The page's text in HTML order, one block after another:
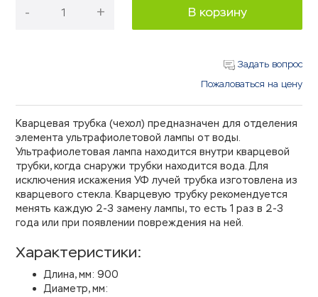
- + В корзину
Задать вопрос
Пожаловаться на цену
Кварцевая трубка (чехол) предназначен для отделения
элемента ультрафиолетовой лампы от воды.
Ультрафиолетовая лампа находится внутри кварцевой
трубки, когда снаружи трубки находится вода. Для
исключения искажения УФ лучей трубка изготовлена из
кварцевого стекла. Кварцевую трубку рекомендуется
менять каждую 2-3 замену лампы, то есть 1 раз в 2-3
года или при появлении повреждения на ней.
Характеристики:
Длина, мм: 900
Диаметр, мм: